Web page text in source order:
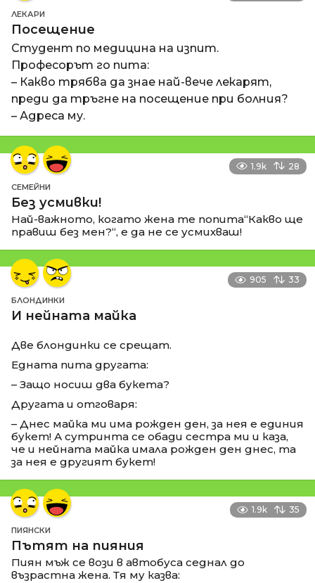
ЛЕКАРИ
Посещение
Студент по медицина на изпит.
Професорът го пита:
– Какво трябва да знае най-вече лекарят,
преди да тръгне на посещение при болния?
– Адреса му.
1.9k 28
СЕМЕЙНИ
Без усмивки!
Най-важното, когато жена те попита“Какво ще
правиш без мен?“, е да не се усмихваш!
905 33
БЛОНДИНКИ
И нейната майка
Две блондинки се срещат.
Едната пита другата:
– Защо носиш два букета?
Другата и отговаря:
– Днес майка ми има рожден ден, за нея е единия
букет! А сутринта се обади сестра ми и каза,
че и нейната майка имала рожден ден днес, та
за нея е другият букет!
1.9k 35
ПИЯНСКИ
Пътят на пияния
Пиян мъж се вози в автобуса седнал до
възрастна жена. Тя му казва: